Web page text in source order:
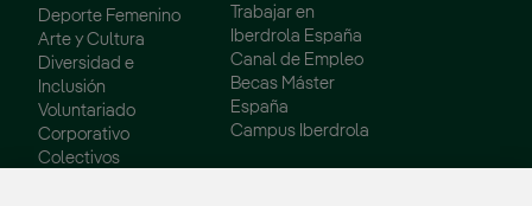
Deporte Femenino
Arte y Cultura
Diversidad e
Inclusión
Voluntariado
Corporativo
Colectivos
Trabajar en
Iberdrola España
Canal de Empleo
Becas Máster
España
Campus Iberdrola